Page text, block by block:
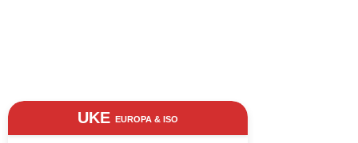
UKE EUROPA & ISO